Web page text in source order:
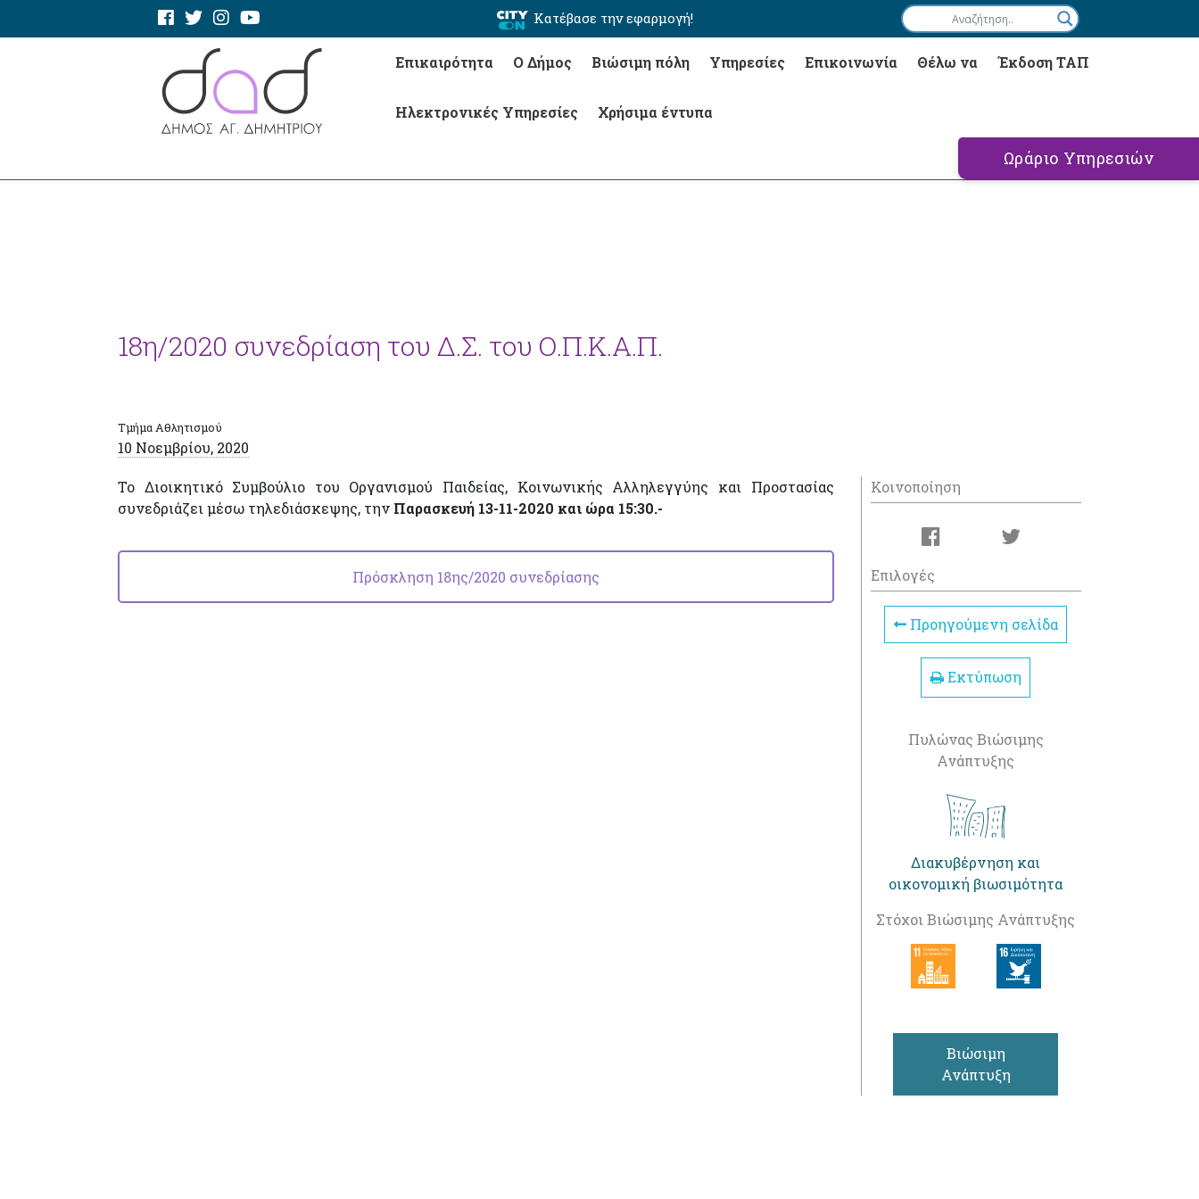
Κατέβασε την εφαρμογή!
Επικαιρότητα Ο Δήμος Βιώσιμη πόλη Υπηρεσίες Επικοινωνία Θέλω να Έκδοση ΤΑΠ
Ηλεκτρονικές Υπηρεσίες Χρήσιμα έντυπα
Ωράριο Υπηρεσιών
18η/2020 συνεδρίαση του Δ.Σ. του Ο.Π.Κ.Α.Π.
Τμήμα Αθλητισμού
10 Νοεμβρίου, 2020
Το Διοικητικό Συμβούλιο του Οργανισμού Παιδείας, Κοινωνικής Αλληλεγγύης και Προστασίας
συνεδριάζει μέσω τηλεδιάσκεψης, την Παρασκευή 13-11-2020 και ώρα 15:30.-
Πρόσκληση 18ης/2020 συνεδρίασης
Κοινοποίηση
Επιλογές
Προηγούμενη σελίδα
Εκτύπωση
Πυλώνας Βιώσιμης
Ανάπτυξης
Διακυβέρνηση και
οικονομική βιωσιμότητα
Στόχοι Βιώσιμης Ανάπτυξης
Βιώσιμη
Ανάπτυξη